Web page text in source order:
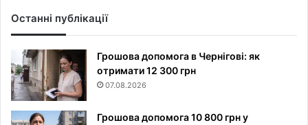
Останні публікації
Грошова допомога в Чернігові: як
отримати 12 300 грн
07.08.2026
Грошова допомога 10 800 грн у